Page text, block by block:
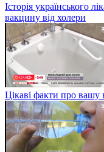
Історія українського
вакцину від холери
Цікаві факти про